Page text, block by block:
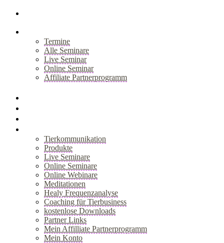
Termine
Alle Seminare
Live Seminar
Online Seminar
Affiliate Partnerprogramm
Tierkommunikation
Produkte
Live Seminare
Online Seminare
Online Webinare
Meditationen
Healy Frequenzanalyse
Coaching für Tierbusiness
kostenlose Downloads
Partner Links
Mein Affilliate Partnerprogramm
Mein Konto